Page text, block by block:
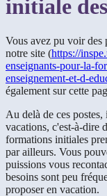
initiale
Vous avez pu voir des
notre site (https://
enseignants-pour-la-
enseignement-et-d-
également sur cette
Au delà de ces
vacations, c'est-à-dire
formations initiales
par ailleurs. Vous
puissions vous
besoins sont peu
proposer en vacation.